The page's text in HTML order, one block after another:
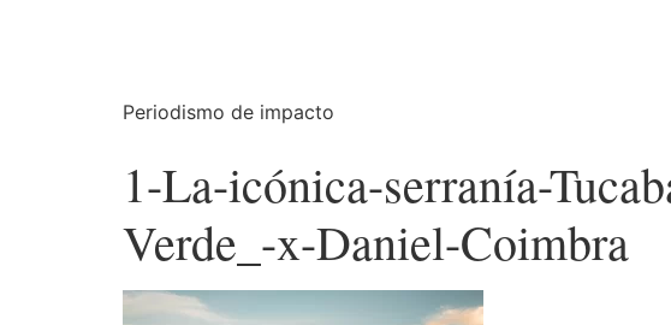
Periodismo de impacto
1-La-icónica-serranía-
Verde_-x-Daniel-Coimbra